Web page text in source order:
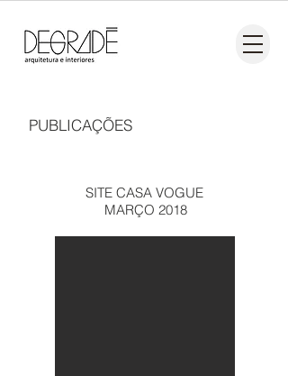
PUBLICAÇÕES
SITE CASA VOGUE
MARÇO 2018